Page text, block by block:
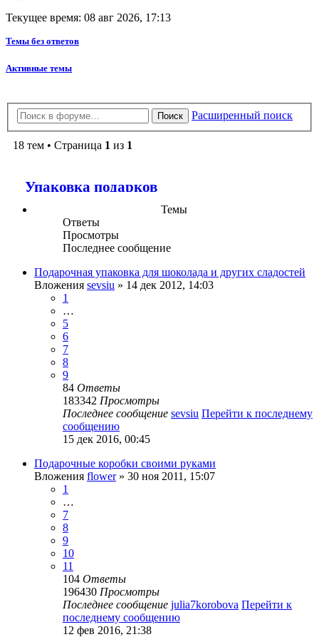
Текущее время: 08 авг 2026, 17:13
Темы без ответов
Активные темы
Поиск Расширенный поиск
18 тем • Страница 1 из 1
Упаковка подарков
Темы
Ответы
Просмотры
Последнее сообщение
Подарочная упаковка для шоколада и других сладостей
Вложения sevsiu » 14 дек 2012, 14:03
1
…
5
6
7
8
9
84 Ответы
183342 Просмотры
Последнее сообщение sevsiu Перейти к последнему
сообщению
15 дек 2016, 00:45
Подарочные коробки своими руками
Вложения flower» 30 ноя 2011, 15:07
1
…
7
8
9
10
11
104 Ответы
196430 Просмотры
Последнее сообщение julia7korobova Перейти к
последнему сообщению
12 фев 2016, 21:38